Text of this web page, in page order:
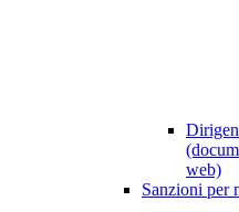
web)
Sanzioni per